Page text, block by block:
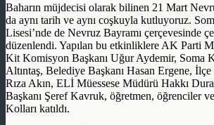
Baharın müjdecisi olarak bilinen 21 Mart
da aynı tarih ve aynı coşkuyla kutluyoruz.
Lisesi’nde de Nevruz Bayramı çerçevesinde
düzenlendi. Yapılan bu etkinliklere AK Parti
Kit Komisyon Başkanı Uğur Aydemir, Soma
Altıntaş, Belediye Başkanı Hasan Ergene,
Rıza Akın, ELİ Müessese Müdürü Hakkı
Başkanı Şeref Kavruk, öğretmen, öğrenciler
Kolları katıldı.